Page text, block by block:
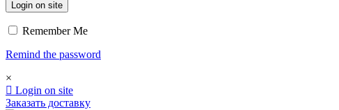
Login on site
Remember Me
Remind the password
×
Login on site
Заказать доставку